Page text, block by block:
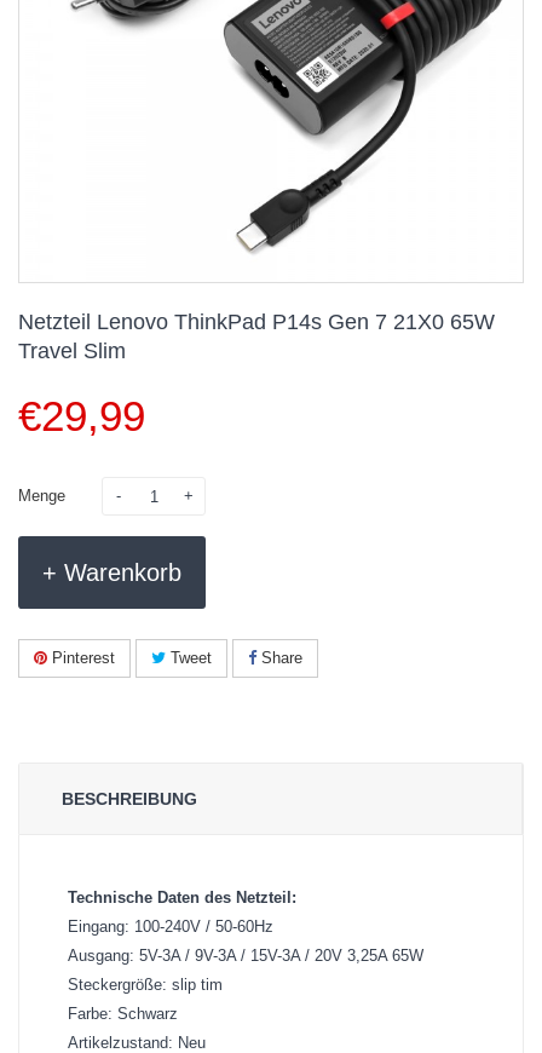
Netzteil Lenovo ThinkPad P14s Gen 7 21X0 65W
Travel Slim
€29,99
Menge
+ Warenkorb
Pinterest Tweet Share
BESCHREIBUNG
Technische Daten des Netzteil:
Eingang: 100-240V / 50-60Hz
Ausgang: 5V-3A / 9V-3A / 15V-3A / 20V 3,25A 65W
Steckergröße: slip tim
Farbe: Schwarz
Artikelzustand: Neu